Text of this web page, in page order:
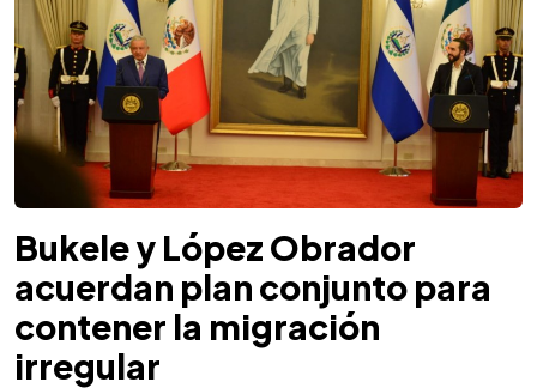
Bukele y López Obrador
acuerdan plan conjunto para
contener la migración
irregular